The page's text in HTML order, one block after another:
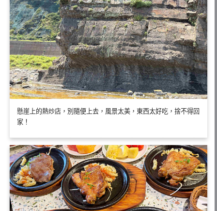
懸崖上的熱炒店，別隨便上去，風景太美，東西太好吃，捨不得回
家！